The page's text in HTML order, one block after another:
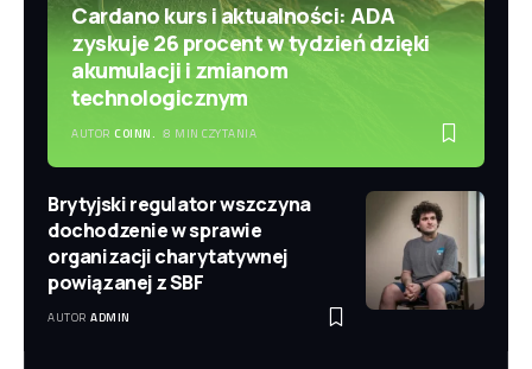
Cardano kurs i aktualności: ADA
zyskuje 26 procent w tydzień dzięki
akumulacji i zmianom
technologicznym
AUTOR COINN. 8 MIN CZYTANIA
Brytyjski regulator wszczyna
dochodzenie w sprawie
organizacji charytatywnej
powiązanej z SBF
AUTOR ADMIN